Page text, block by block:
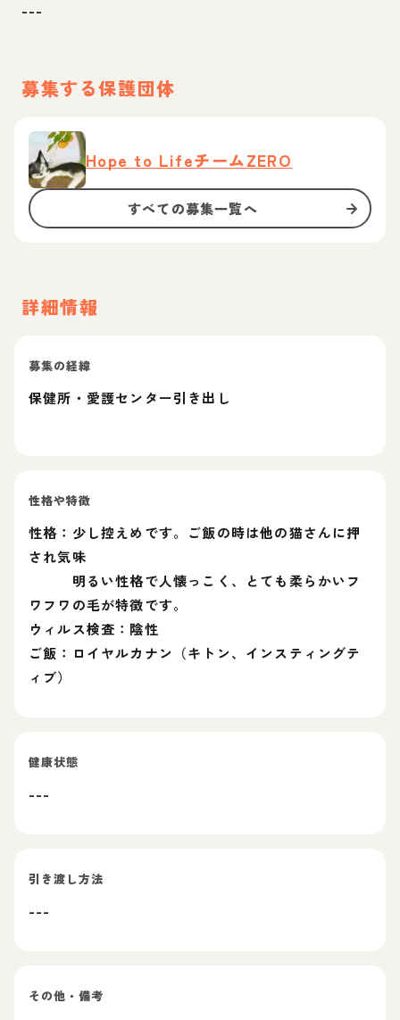
---
募集する保護団体
Hope to LifeチームZERO
すべての募集一覧へ
詳細情報
募集の経緯
保健所・愛護センター引き出し
性格や特徴
性格：少し控えめです。ご飯の時は他の猫さんに押
され気味
明るい性格で人懐っこく、とても柔らかいフ
ワフワの毛が特徴です。
ウィルス検査：陰性
ご飯：ロイヤルカナン（キトン、インスティングテ
ィブ）
健康状態
---
引き渡し方法
---
その他・備考